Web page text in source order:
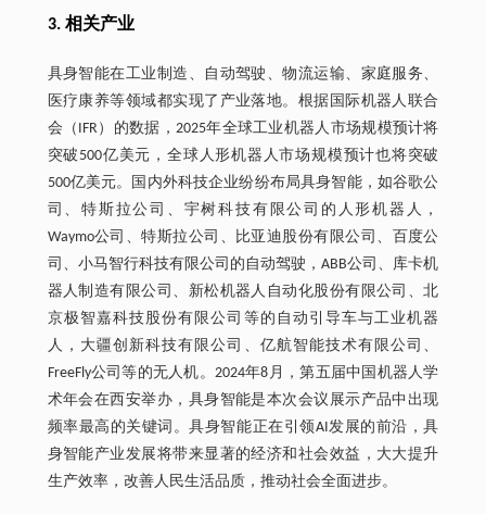
3. 相关产业
具身智能在工业制造、自动驾驶、物流运输、家庭服务、
医疗康养等领域都实现了产业落地。根据国际机器人联合
会（IFR）的数据，2025年全球工业机器人市场规模预计将
突破500亿美元，全球人形机器人市场规模预计也将突破
500亿美元。国内外科技企业纷纷布局具身智能，如谷歌公
司、特斯拉公司、宇树科技有限公司的人形机器人，
Waymo公司、特斯拉公司、比亚迪股份有限公司、百度公
司、小马智行科技有限公司的自动驾驶，ABB公司、库卡机
器人制造有限公司、新松机器人自动化股份有限公司、北
京极智嘉科技股份有限公司等的自动引导车与工业机器
人，大疆创新科技有限公司、亿航智能技术有限公司、
FreeFly公司等的无人机。2024年8月，第五届中国机器人学
术年会在西安举办，具身智能是本次会议展示产品中出现
频率最高的关键词。具身智能正在引领AI发展的前沿，具
身智能产业发展将带来显著的经济和社会效益，大大提升
生产效率，改善人民生活品质，推动社会全面进步。